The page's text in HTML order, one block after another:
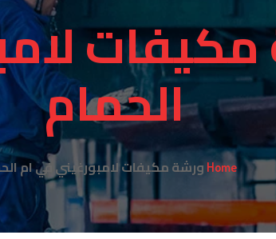
الحمام
Home ورشة مكيفات لامبورغيني في ام